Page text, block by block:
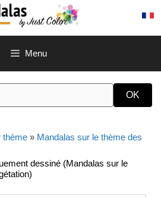
Menu
thème » Mandalas sur le thème des
dessiné (Mandalas sur le